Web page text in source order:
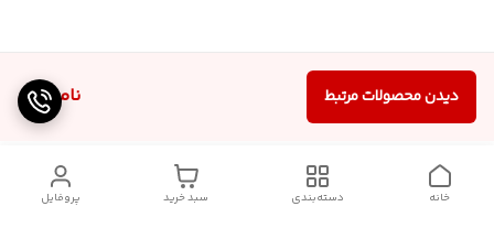
ناموجود دیدن محصولات مرتبط
پروفایل سبد خرید دسته‌بندی خانه